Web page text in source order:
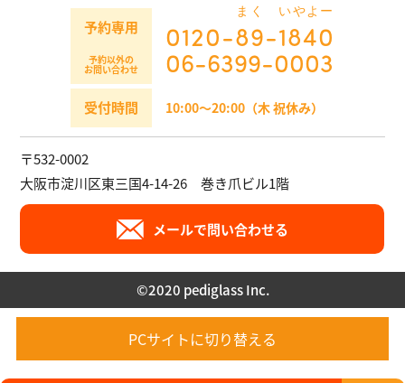
予約専用 0120-89
まく
-1840
いやよー
予約以外の
お問い合わせ 06-6399-0003
受付時間 10:00～20:00（木 祝休み）
〒532-0002
大阪市淀川区東三国4-14-26 巻き爪ビル1階
メールで問い合わせる
©︎2020 pediglass Inc.
PCサイトに切り替える